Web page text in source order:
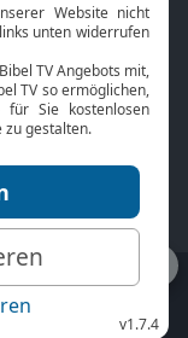
Empfang